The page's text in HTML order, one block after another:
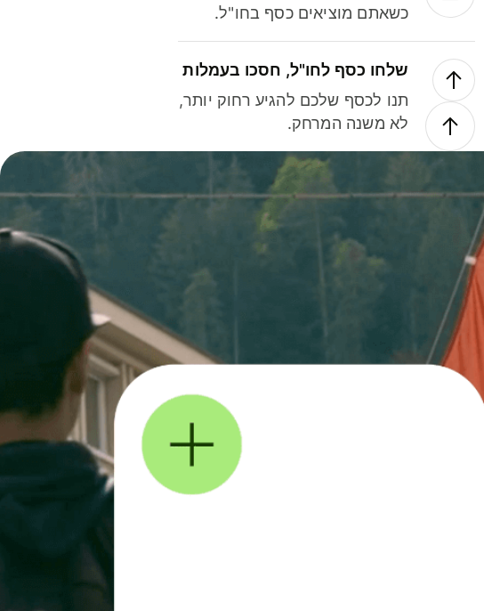
כשאתם מוציאים כסף בחו"ל.
שלחו כסף לחו"ל, חסכו בעמלות
תנו לכסף שלכם להגיע רחוק יותר,
לא משנה המרחק.